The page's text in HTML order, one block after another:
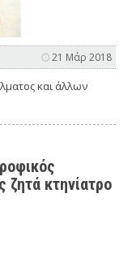
21 Μάρ 2018
και άλλων
ζητά κτηνίατρο